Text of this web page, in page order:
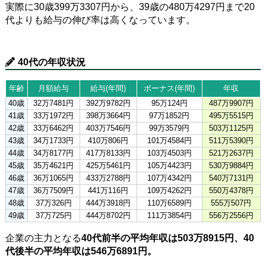
実際に30歳399万3307円から、39歳の480万4297円まで20
代よりも給与の伸び率は高くなっています。
40代の年収状況
年齢 月額給与 給与(年間) ボーナス(年間)
年収
40歳
32万7481円 392万9782円 95万124円
487万9907円
41歳
33万1972円 398万3664円 97万1852円
495万5515円
42歳
33万6462円 403万7546円 99万3579円
503万1125円
43歳
34万1733円 410万806円 101万4584円
511万5390円
44歳
34万8177円 417万8133円 103万4503円
521万2637円
45歳
35万4621円 425万5461円 105万4423円
530万9884円
46歳
36万1065円 433万2788円 107万4342円
540万7131円
47歳
36万7509円 441万116円 109万4262円
550万4378円
48歳
37万326円 444万3918円 110万6589円
555万507円
49歳
37万725円 444万8702円 111万3854円 556万2556円
企業の主力となる40代前半の平均年収は503万8915円、40
代後半の平均年収は546万6891円。